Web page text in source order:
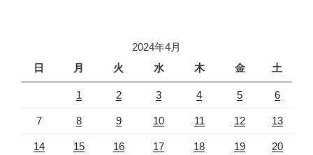
2024年4月
日
月 火 水 木 金 土
1 2 3 4 5 6
7 8 9 10 11 12 13
14 15 16 17 18 19 20